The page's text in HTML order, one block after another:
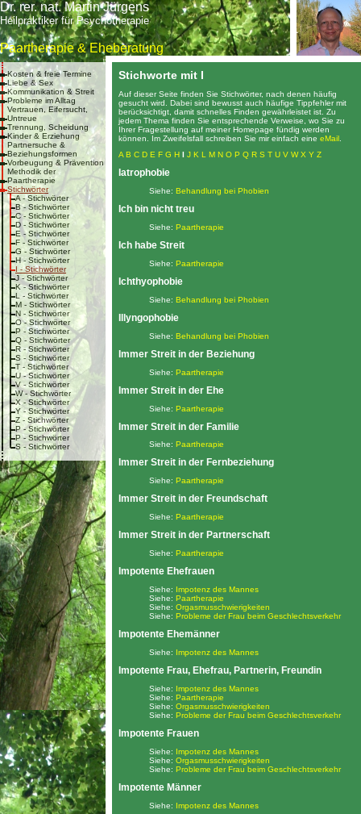
Dr. rer. nat. Martin Jürgens
Heilpraktiker für Psychotherapie
Paartherapie & Eheberatung
Kosten & freie Termine
Liebe & Sex
Kommunikation & Streit
Probleme im Alltag
Vertrauen, Eifersucht,
Untreue
Trennung, Scheidung
Kinder & Erziehung
Partnersuche &
Beziehungsformen
Vorbeugung & Prävention
Methodik der
Paartherapie
Stichwörter
A - Stichwörter
B - Stichwörter
C - Stichwörter
D - Stichwörter
E - Stichwörter
F - Stichwörter
G - Stichwörter
H - Stichwörter
I - Stichwörter
J - Stichwörter
K - Stichwörter
L - Stichwörter
M - Stichwörter
N - Stichwörter
O - Stichwörter
P - Stichwörter
Q - Stichwörter
R - Stichwörter
S - Stichwörter
T - Stichwörter
U - Stichwörter
V - Stichwörter
W - Stichwörter
X - Stichwörter
Y - Stichwörter
Z - Stichwörter
P - Stichwörter
P - Stichwörter
S - Stichwörter
Stichworte mit I
Auf dieser Seite finden Sie Stichwörter, nach denen häufig
gesucht wird. Dabei sind bewusst auch häufige Tippfehler mit
berücksichtigt, damit schnelles Finden gewährleistet ist. Zu
jedem Thema finden Sie entsprechende Verweise, wo Sie zu
Ihrer Fragestellung auf meiner Homepage fündig werden
können. Im Zweifelsfall schreiben Sie mir einfach eine eMail
A B C D E F G H I J K L M N O P Q R S T U V W X Y Z
Iatrophobie
Siehe: Behandlung bei Phobien
Ich bin nicht treu
Siehe: Paartherapie
Ich habe Streit
Siehe: Paartherapie
Ichthyophobie
Siehe: Behandlung bei Phobien
Illyngophobie
Siehe: Behandlung bei Phobien
Immer Streit in der Beziehung
Siehe: Paartherapie
Immer Streit in der Ehe
Siehe: Paartherapie
Immer Streit in der Familie
Siehe: Paartherapie
Immer Streit in der Fernbeziehung
Siehe: Paartherapie
Immer Streit in der Freundschaft
Siehe: Paartherapie
Immer Streit in der Partnerschaft
Siehe: Paartherapie
Impotente Ehefrauen
Siehe: Impotenz des Mannes
Siehe: Paartherapie
Siehe: Orgasmusschwierigkeiten
Siehe: Probleme der Frau beim Geschlechtsverkehr
Impotente Ehemänner
Siehe: Impotenz des Mannes
Impotente Frau, Ehefrau, Partnerin, Freundin
Siehe: Impotenz des Mannes
Siehe: Paartherapie
Siehe: Orgasmusschwierigkeiten
Siehe: Probleme der Frau beim Geschlechtsverkehr
Impotente Frauen
Siehe: Impotenz des Mannes
Siehe: Orgasmusschwierigkeiten
Siehe: Probleme der Frau beim Geschlechtsverkehr
Impotente Männer
Siehe: Impotenz des Mannes